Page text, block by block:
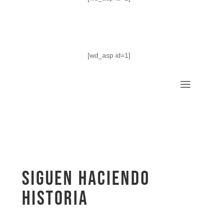
[wd_asp id=1]
Siguen haciendo
historia